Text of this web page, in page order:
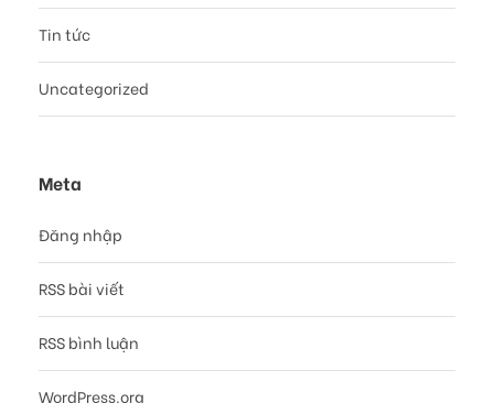
Tin tức
Uncategorized
Meta
Đăng nhập
RSS bài viết
RSS bình luận
WordPress.org